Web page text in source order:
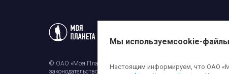
© ОАО «Моя Планета». Все права на любые материалы,
законодательством об авторском праве и смежных правах.
Мы используемcookie-файлы
Настоящим информируем, что ОАО